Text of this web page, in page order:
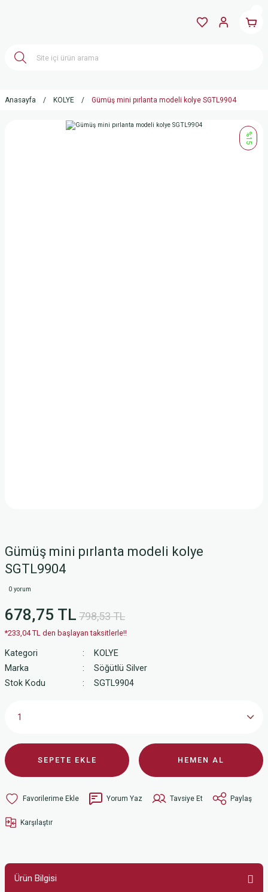
Anasayfa KOLYE Gümüş mini pırlanta modeli kolye SGTL9904
%15
Gümüş mini pırlanta modeli kolye
SGTL9904
0 yorum
678,75 TL 798,53 TL
*233,04 TL den başlayan taksitlerle!!
Kategori
KOLYE
Marka
Söğütlü Silver
Stok Kodu
SGTL9904
SEPETE EKLE HEMEN AL
Yorum Yaz Tavsiye Et Paylaş
Karşılaştır
Ürün Bilgisi